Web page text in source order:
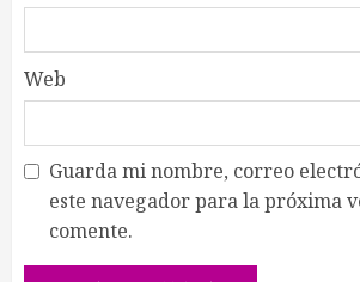
Web
Guarda mi nombre, correo
este navegador para la próxima
comente.